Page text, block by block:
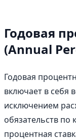
Годовая
(Annual
Годовая
включает в себя
исключением
обязательств по
процентная